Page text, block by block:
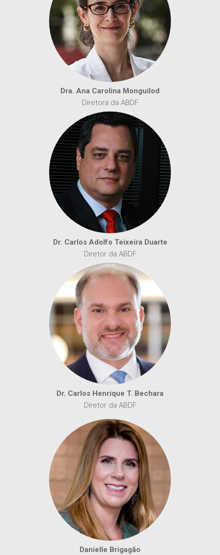
Dra. Ana Carolina Monguilod
Diretora da ABDF
Dr. Carlos Adolfo Teixeira Duarte
Diretor da ABDF
Dr. Carlos Henrique T. Bechara
Diretor da ABDF
Danielle Brigagão